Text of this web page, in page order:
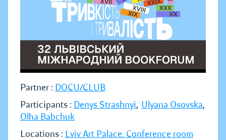
Partner : DOCU/CLUB
Participants : Denys Strashnyi, Ulyana Osovska,
Olha Babchuk
Locations : Lviv Art Palace. Conference room